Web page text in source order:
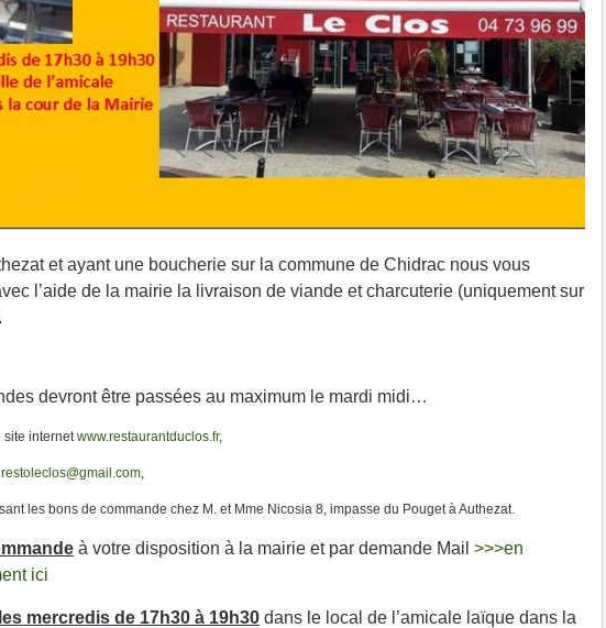
et ayant une boucherie sur la commune de Chidrac nous vous
l’aide de la mairie la livraison de viande et charcuterie (uniquement sur
devront être passées au maximum le mardi midi…
site internetwww.restaurantduclos.fr,
restoleclos@gmail.com,
les bons de commande chez M. et Mme Nicosia 8, impasse du Pouget à Authezat.
à votre disposition à la mairie et par demande Mail >>>en
ici
mercredis de 17h30 à 19h30 dans le local de l’amicale laïque dans la